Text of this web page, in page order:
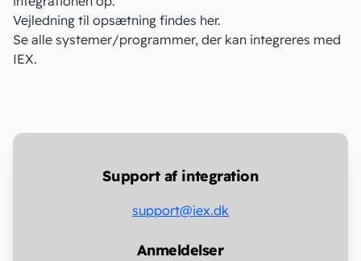
Vejledning til opsætning findes her.
Se alle systemer/programmer, der kan integreres med
IEX.
Support af integration
support@iex.dk
Anmeldelser